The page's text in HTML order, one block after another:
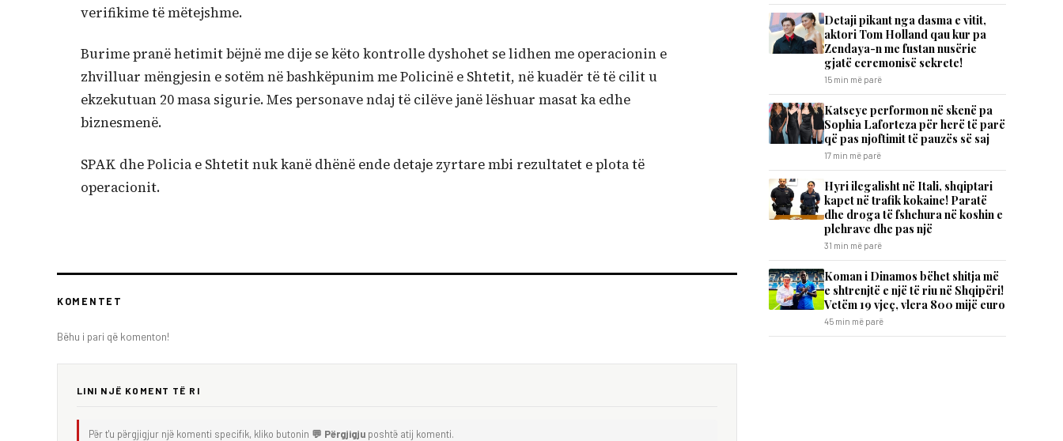
verifikime të mëtejshme.
Burime pranë hetimit bëjnë me dije se këto kontrolle dyshohet se lidhen me operacionin e
zhvilluar mëngjesin e sotëm në bashkëpunim me Policinë e Shtetit, në kuadër të të cilit u
ekzekutuan 20 masa sigurie. Mes personave ndaj të cilëve janë lëshuar masat ka edhe
biznesmenë.
SPAK dhe Policia e Shtetit nuk kanë dhënë ende detaje zyrtare mbi rezultatet e plota të
operacionit.
KOMENTET
Bëhu i pari që komenton!
LINI NJË KOMENT TË RI
Për t'u përgjigjur një komenti specifik, kliko butonin 💬 Përgjigju poshtë atij komenti.
Detaji pikant nga dasma e vitit,
aktori Tom Holland qau kur pa
Zendaya-n me fustan nusërie
gjatë ceremonisë sekrete!
15 min më parë
Katseye performon në skenë pa
Sophia Laforteza për herë të parë
që pas njoftimit të pauzës së saj
17 min më parë
Hyri ilegalisht në Itali, shqiptari
kapet në trafik kokaine! Paratë
dhe droga të fshehura në koshin e
plehrave dhe pas një
31 min më parë
Koman i Dinamos bëhet shitja më
e shtrenjtë e një të riu në Shqipëri!
Vetëm 19 vjeç, vlera 800 mijë euro
45 min më parë